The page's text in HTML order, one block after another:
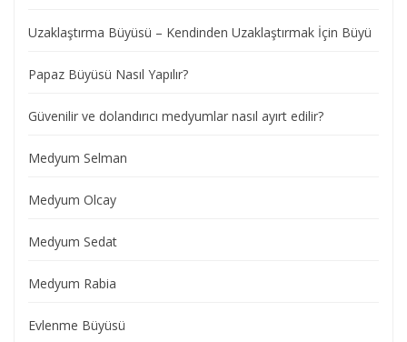
Uzaklaştırma Büyüsü – Kendinden Uzaklaştırmak İçin Büyü
Papaz Büyüsü Nasıl Yapılır?
Güvenilir ve dolandırıcı medyumlar nasıl ayırt edilir?
Medyum Selman
Medyum Olcay
Medyum Sedat
Medyum Rabia
Evlenme Büyüsü